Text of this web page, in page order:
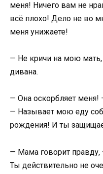
меня! Ничего вам не
всё плохо! Дело не во
меня унижаете!
— Не кричи на мою
дивана.
— Она оскорбляет меня!
— Называет мою еду
рождения! И ты
— Мама говорит
Ты действительно не